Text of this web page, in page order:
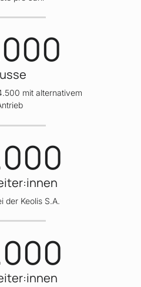
mit alternativem
der Keolis S.A.